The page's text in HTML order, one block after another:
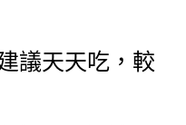
議天天吃，較